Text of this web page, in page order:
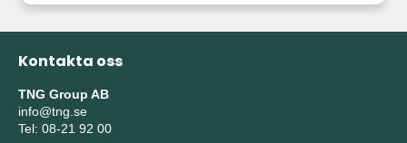
Kontakta oss
TNG Group AB
info@tng.se
Tel: 08-21 92 00